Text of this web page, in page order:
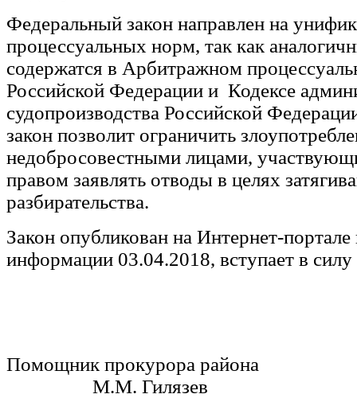
Федеральный закон направлен на
процессуальных норм, так как
содержатся в Арбитражном
Российской Федерации и Кодексе
судопроизводства Российской
закон позволит ограничить
недобросовестными лицами,
правом заявлять отводы в целях
разбирательства.
Закон опубликован на Интернет-
информации 03.04.2018, вступает в
Помощник прокурора
М.М. Гилязев